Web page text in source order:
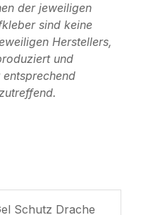
der jeweiligen
sind keine
Herstellers,
und